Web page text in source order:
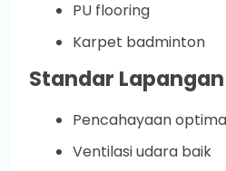
PU flooring
Karpet badminton
Standar
Pencahayaan
Ventilasi udara baik